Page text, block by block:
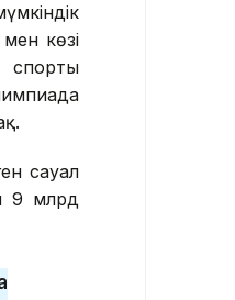
көзі
спорты
сауал
9 млрд